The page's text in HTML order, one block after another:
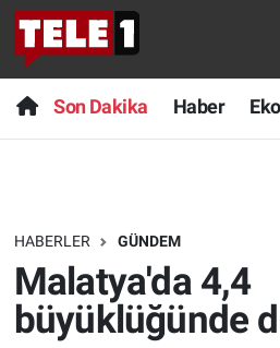
Son Dakika Haber
HABERLER GÜNDEM
Malatya'da 4,4
büyüklüğünde
Anında Manşet
Başka Sohbetler
Bilim turu
Bilim ve Teknoloji Evreni
Son Dakika
Haber
Dünya
Teknoloji
Nöbetçi Eczaneler
Hava Durumu
Trafik Durumu
Süper Lig Puan Durumu